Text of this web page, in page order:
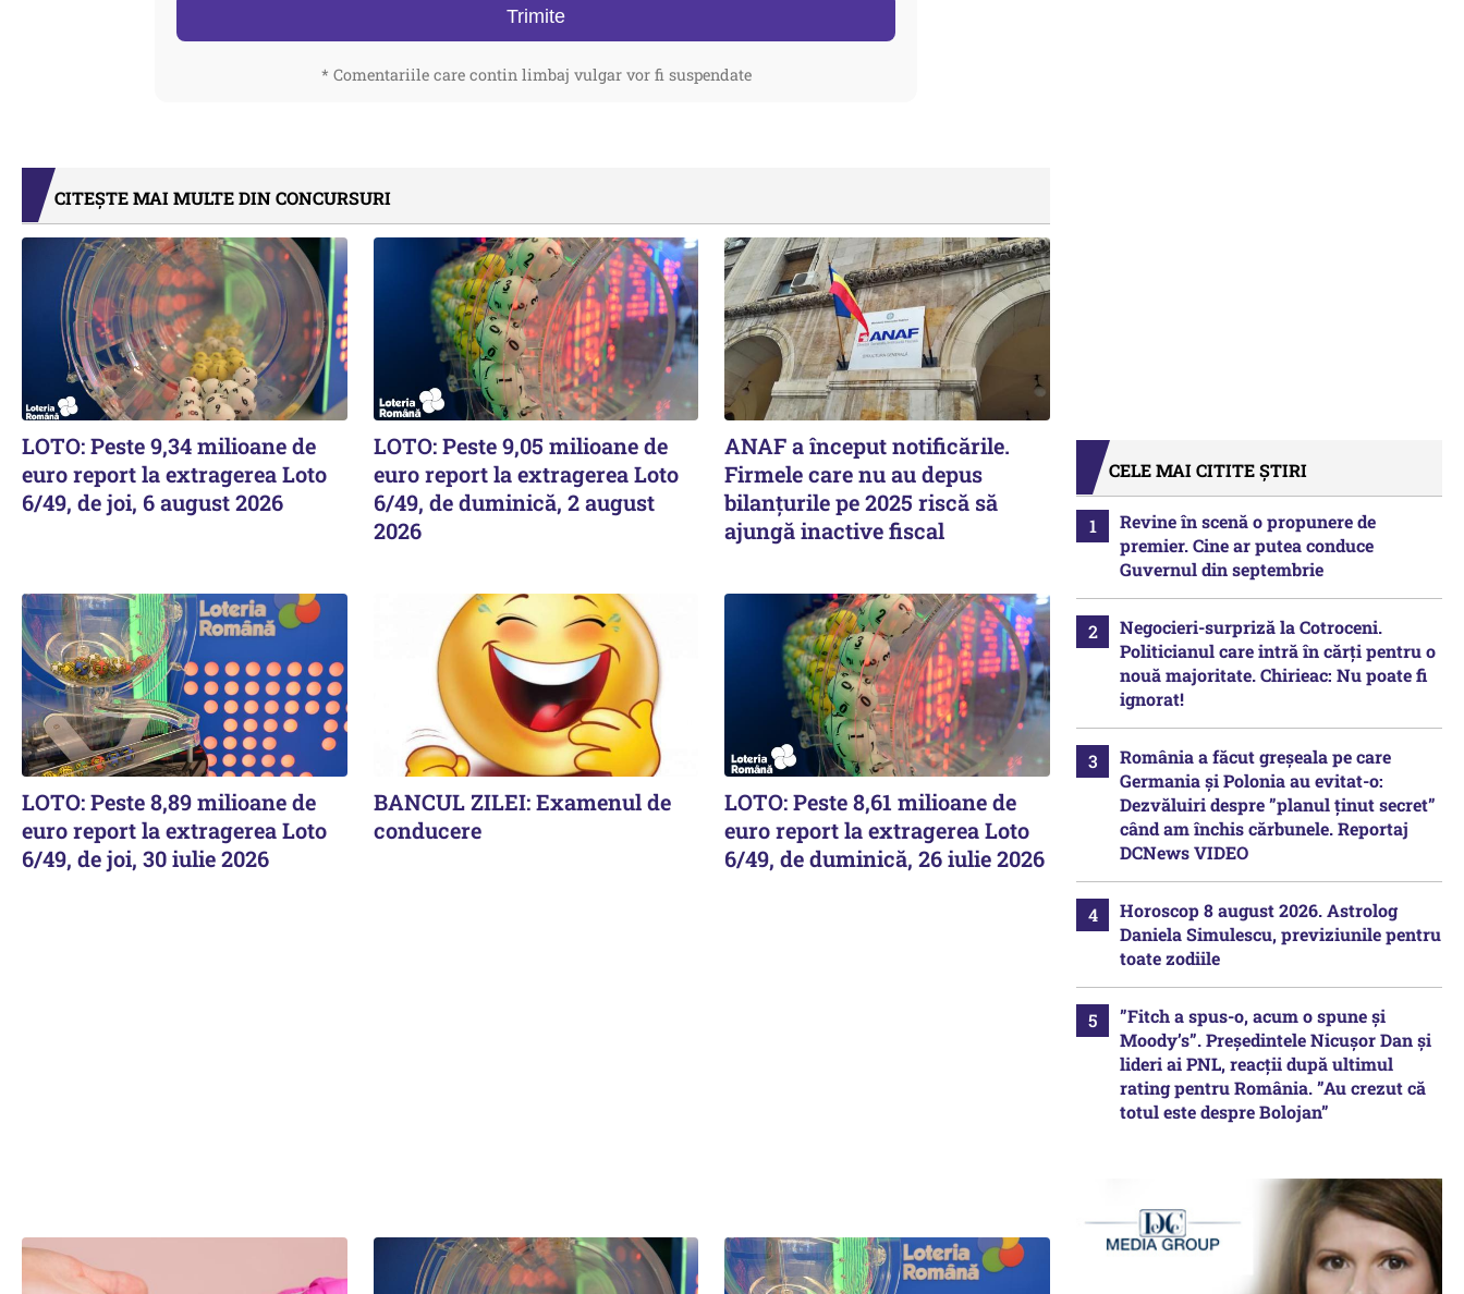
Trimite
* Comentariile care contin limbaj vulgar vor fi suspendate
CITEȘTE MAI MULTE DIN CONCURSURI
LOTO: Peste 9,34 milioane de
euro report la extragerea Loto
6/49, de joi, 6 august 2026
LOTO: Peste 9,05 milioane de
euro report la extragerea Loto
6/49, de duminică, 2 august
2026
ANAF a început notificările.
Firmele care nu au depus
bilanțurile pe 2025 riscă să
ajungă inactive fiscal
LOTO: Peste 8,89 milioane de
euro report la extragerea Loto
6/49, de joi, 30 iulie 2026
BANCUL ZILEI: Examenul de
conducere
LOTO: Peste 8,61 milioane de
euro report la extragerea Loto
6/49, de duminică, 26 iulie 2026
CELE MAI CITITE ȘTIRI
Revine în scenă o propunere de
premier. Cine ar putea conduce
Guvernul din septembrie
Negocieri-surpriză la Cotroceni.
Politicianul care intră în cărți pentru o
nouă majoritate. Chirieac: Nu poate fi
ignorat!
România a făcut greșeala pe care
Germania și Polonia au evitat-o:
Dezvăluiri despre ”planul ținut secret”
când am închis cărbunele. Reportaj
DCNews VIDEO
Horoscop 8 august 2026. Astrolog
Daniela Simulescu, previziunile pentru
toate zodiile
”Fitch a spus-o, acum o spune și
Moody’s”. Președintele Nicușor Dan și
lideri ai PNL, reacții după ultimul
rating pentru România. ”Au crezut că
totul este despre Bolojan”